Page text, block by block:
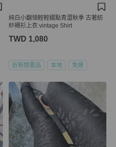
純白小翻領輕輕綴點青澀秋季 古著紡
紗襯衫上衣 vintage Shirt
TWD 1,080
近新閒置品 本地 免運